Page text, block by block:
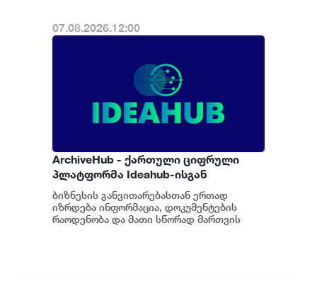
07.08.2026.12:00
ArchiveHub - ქართული ციფრული
პლატფორმა Ideahub-ისგან
დოკუმენტების უსაფრთხო და
ეფექტიანი მართვისთვის
ბიზნესის განვითარებასთან ერთად
იზრდება ინფორმაცია, დოკუმენტების
რაოდენობა და მათი სწორად მართვის